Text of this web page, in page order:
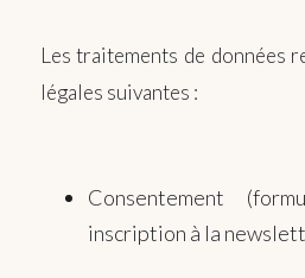
Les traitements de données
légales suivantes :
Consentement
inscription à la